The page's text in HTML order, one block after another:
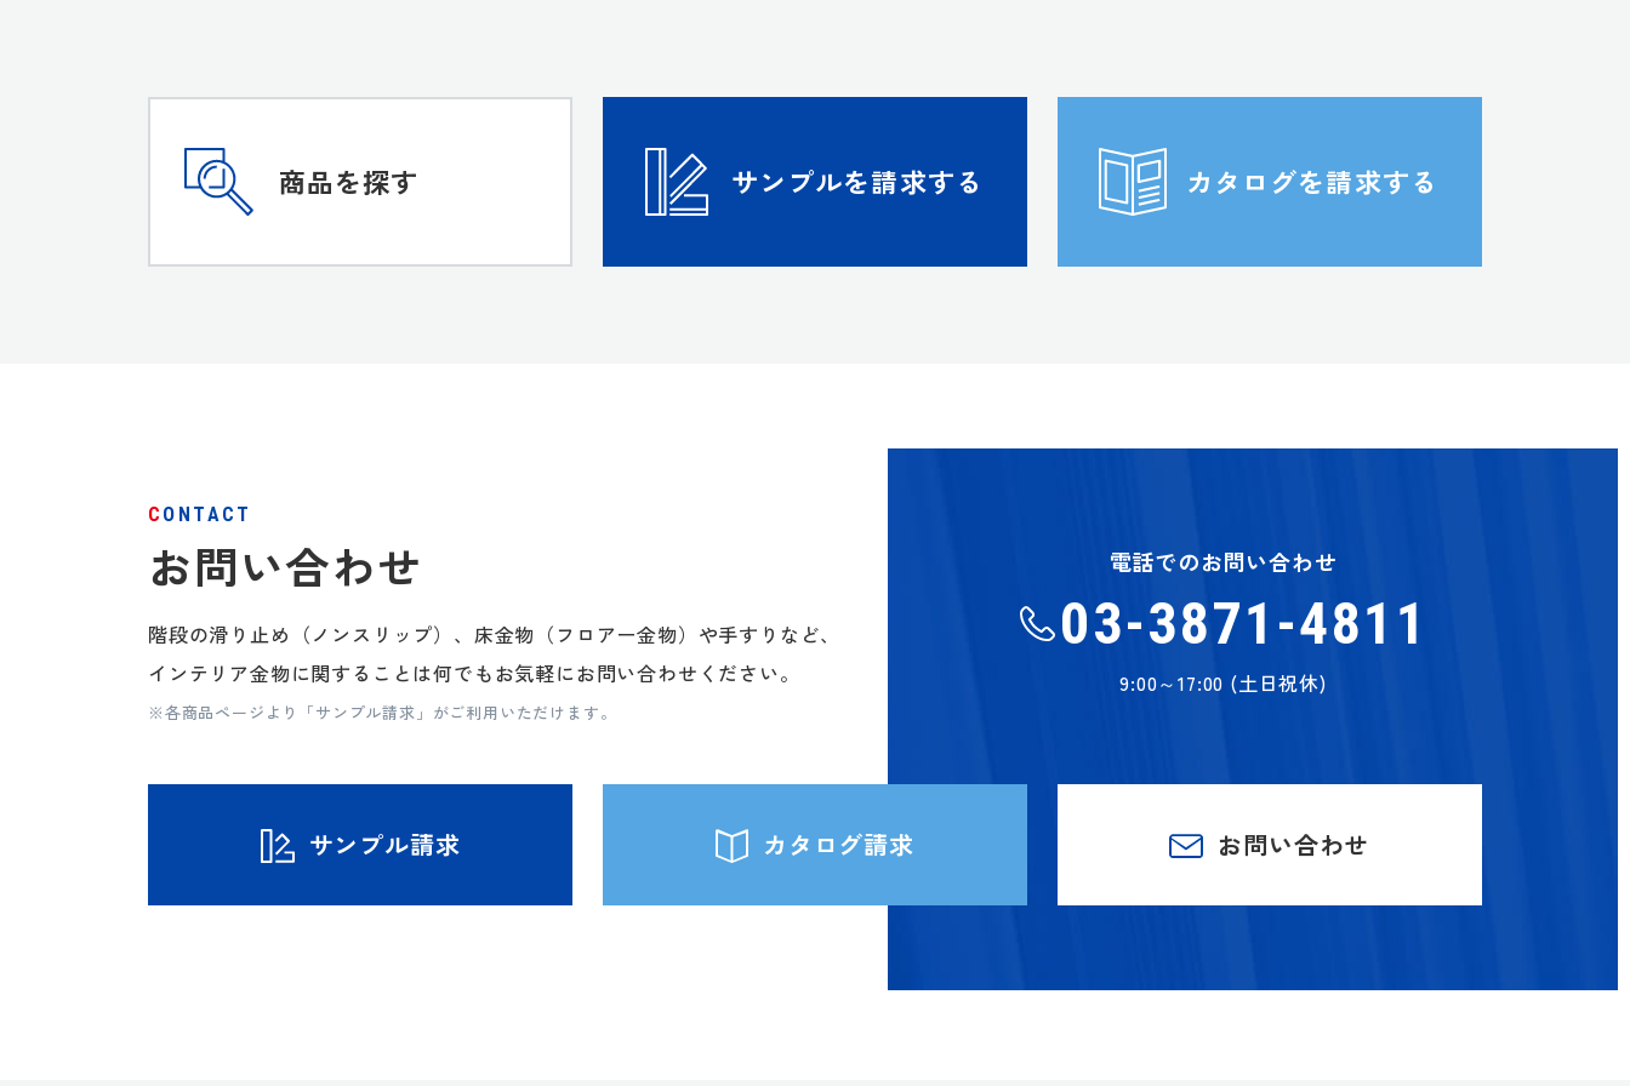
商品を探す サンプルを請求する カタログを請求する
CONTACT
お問い合わせ
階段の滑り止め（ノンスリップ）、床金物（フロアー金物）や手すりなど、
インテリア金物に関することは何でもお気軽にお問い合わせください。
※各商品ページより「サンプル請求」がご利用いただけます。
電話でのお問い合わせ
03-3871-4811
9:00～17:00 (土日祝休)
サンプル請求 カタログ請求 お問い合わせ